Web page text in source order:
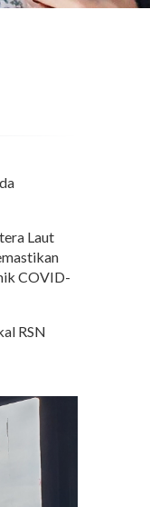
Laut
COVID-
RSN